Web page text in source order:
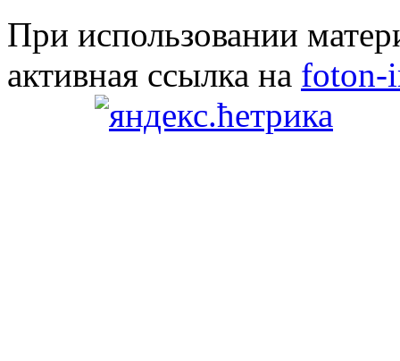
При использовании
активная ссылка на foton-